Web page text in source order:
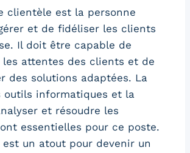
clientèle est la personne
et de fidéliser les clients
Il doit être capable de
les attentes des clients et de
des solutions adaptées. La
outils informatiques et la
et résoudre les
essentielles pour ce poste.
est un atout pour devenir un